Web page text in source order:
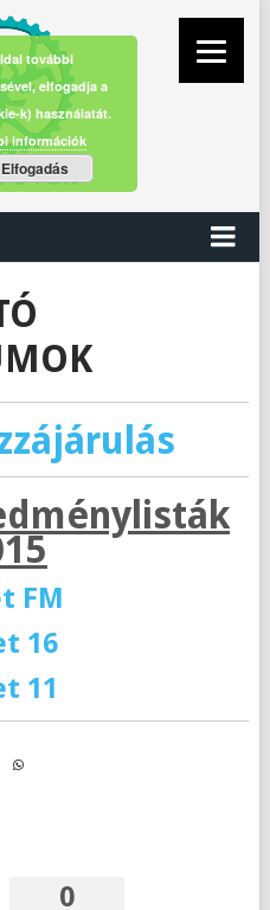
FM
16
11
0
további
elfogadja a
k) használatát.
információk
Elfogadás